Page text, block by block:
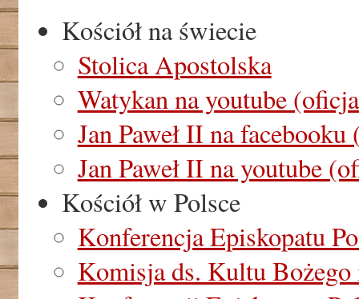
Kościół na świecie
Stolica Apostolska
Watykan na youtube
Jan Paweł II na
Jan Paweł II na youtube
Kościół w Polsce
Konferencja Episkopatu
Komisja ds. Kultu